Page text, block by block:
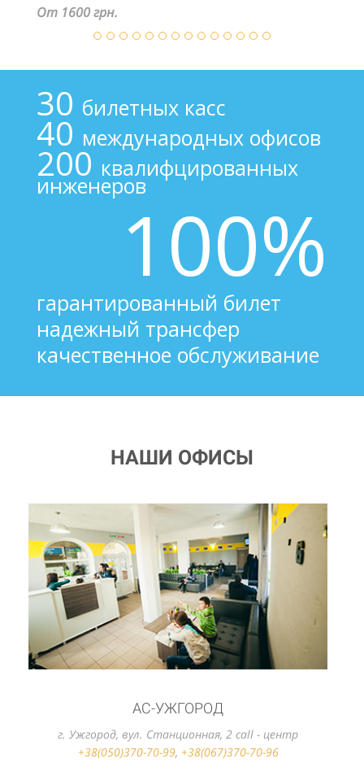
От 1600 грн.
30 билетных касс
40 международных офисов
200 квалифцированных
инженеров
100%
гарантированный билет
надежный трансфер
качественное обслуживание
НАШИ ОФИСЫ
АС-УЖГОРОД
г. Ужгород, вул. Станционная, 2 call - центр
+38(050)370-70-99 ,+38(067)370-70-96